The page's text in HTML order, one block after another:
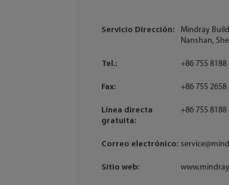
Servicio Dirección:
Mindray
Nanshan,
Tel.: +86 755 8188
Fax: +86 755 2658
Línea directa
gratuita:
+86 755 8188
Correo electrónico:
Sitio web: